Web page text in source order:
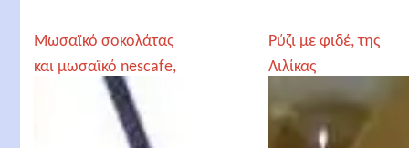
Μωσαϊκό σοκολάτας
και μωσαϊκό nescafe,
της Patricia
Ρύζι με φιδέ, της
Λιλίκας